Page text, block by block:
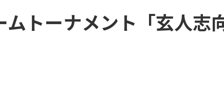
ムトーナメント「玄人